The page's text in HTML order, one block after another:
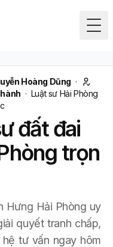
Hoàng Dũng ·
· Luật sư Hải Phòng
đất đai
trọn
Hưng Hải Phòng uy
quyết tranh chấp,
tư vấn ngay hôm